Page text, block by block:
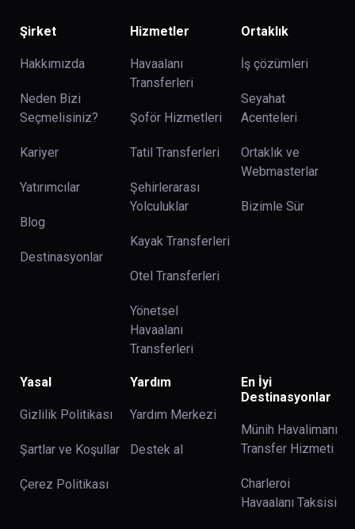
Şirket
Hakkımızda
Neden Bizi
Seçmelisiniz?
Kariyer
Yatırımcılar
Blog
Destinasyonlar
Hizmetler
Havaalanı
Transferleri
Şoför Hizmetleri
Tatil Transferleri
Şehirlerarası
Yolculuklar
Kayak Transferleri
Otel Transferleri
Yönetsel
Havaalanı
Transferleri
Ortaklık
İş çözümleri
Seyahat
Acenteleri
Ortaklık ve
Webmasterlar
Bizimle Sür
Yasal
Gizlilik Politikası
Şartlar ve Koşullar
Çerez Politikası
Yardım
Yardım Merkezi
Destek al
En İyi
Destinasyonlar
Münih Havalimanı
Transfer Hizmeti
Charleroi
Havaalanı Taksisi